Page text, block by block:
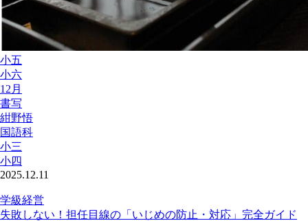
小五
小六
12月
書写
紺野悟
国語科
小三
小四
2025.12.11
学級経営
失敗しない！担任目線の「いじめの防止・対応」完全ガイド